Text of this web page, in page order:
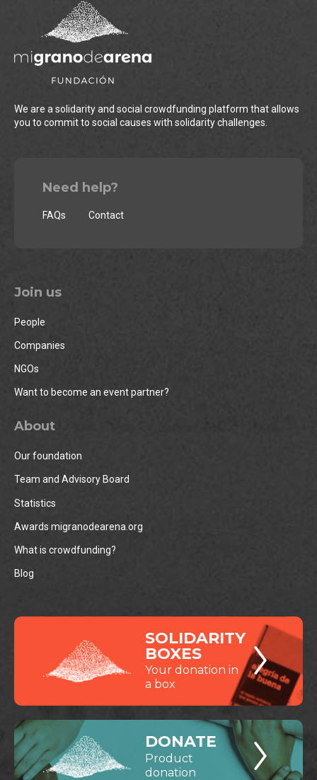
We are a solidarity and social crowdfunding platform that allows
you to commit to social causes with solidarity challenges.
Need help?
FAQs Contact
Join us
People
Companies
NGOs
Want to become an event partner?
About
Our foundation
Team and Advisory Board
Statistics
Awards migranodearena.org
What is crowdfunding?
Blog
SOLIDARITY
BOXES
Your donation in
a box
DONATE
Product
donation